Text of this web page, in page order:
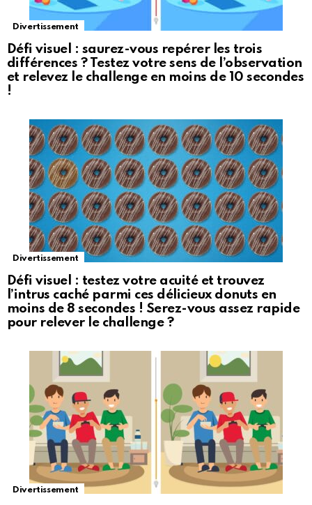
Divertissement
Défi visuel : saurez-vous repérer les trois
différences ? Testez votre sens de l’observation
et relevez le challenge en moins de 10 secondes
!
Divertissement
Défi visuel : testez votre acuité et trouvez
l’intrus caché parmi ces délicieux donuts en
moins de 8 secondes ! Serez-vous assez rapide
pour relever le challenge ?
Divertissement